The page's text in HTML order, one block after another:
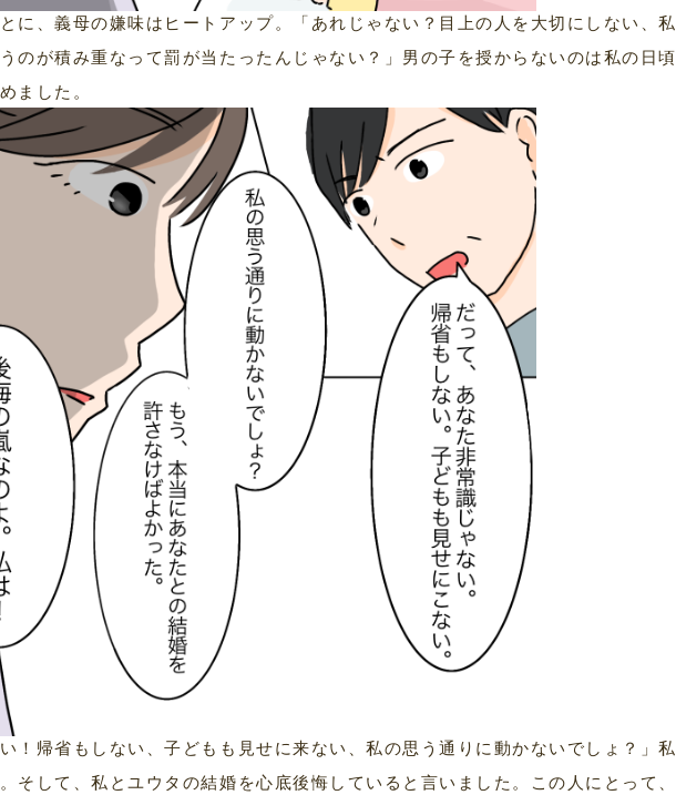
に、義母の嫌味はヒートアップ。「あれじゃない？目上の人を大切にしない、私
のが積み重なって罰が当たったんじゃない？」男の子を授からないのは私の日頃
ました。
！帰省もしない、子どもも見せに来ない、私の思う通りに動かないでしょ？」私
そして、私とユウタの結婚を心底後悔していると言いました。この人にとって、